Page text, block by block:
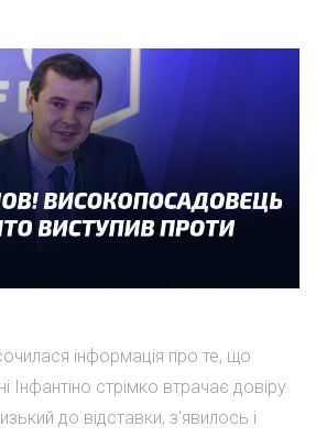
інформація про те, що
стрімко втрачає довіру
до відставки, з'явилось і